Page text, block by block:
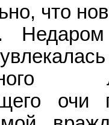
что
очи